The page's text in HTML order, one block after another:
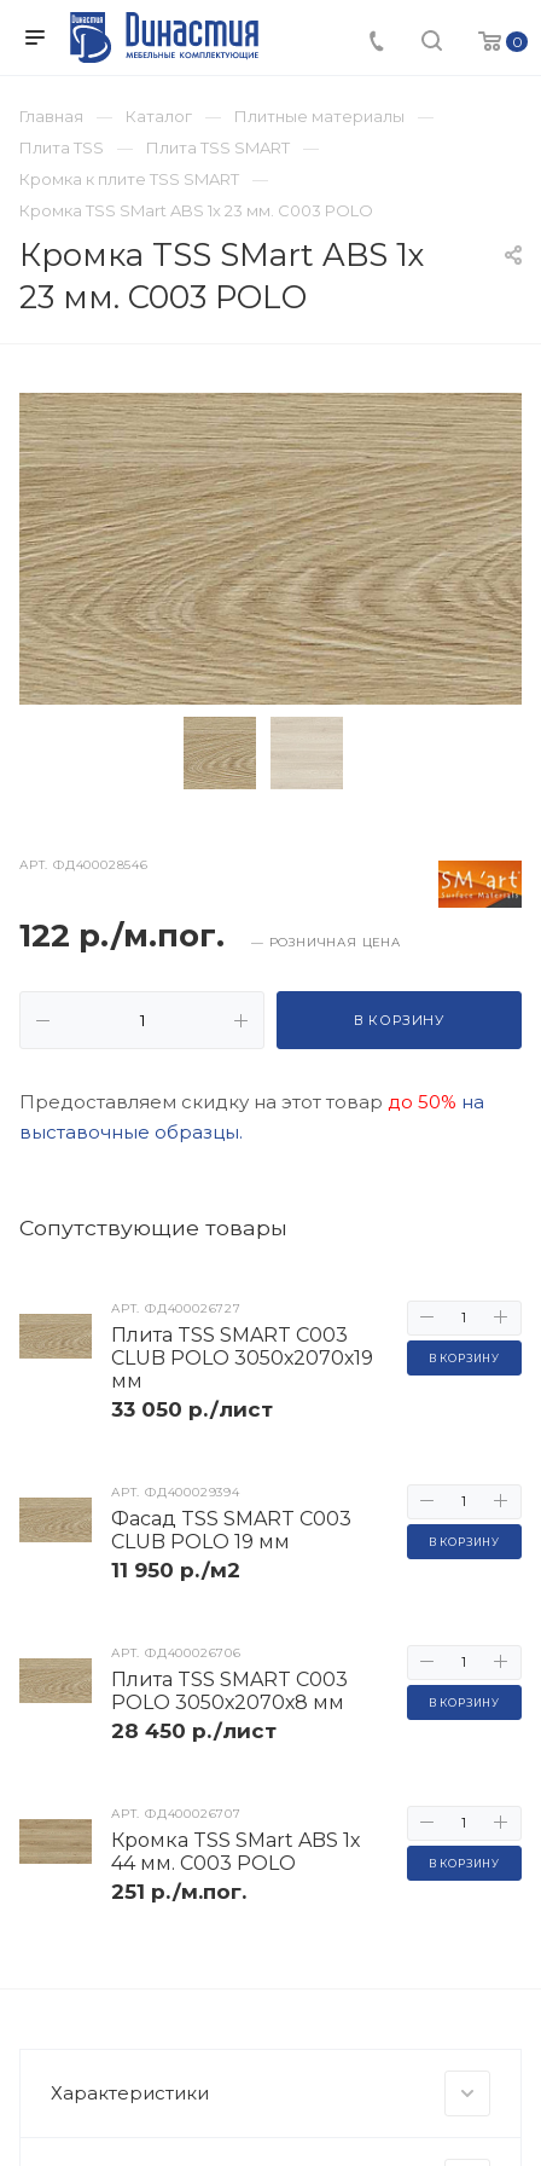
0
Главная Каталог
Плитные материалы
Плита TSS
Плита TSS SMART
Кромка к плите TSS SMART
Кромка TSS SMart ABS 1х 23 мм. C003 POLO
Кромка TSS SMart ABS 1х
23 мм. C003 POLO
АРТ.ФД400028546
122 р./м.пог. — РОЗНИЧНАЯ ЦЕНА
В КОРЗИНУ
Предоставляем скидку на этот товар до 50% на
выставочные образцы.
Cопутствующие товары
АРТ.ФД400026707
Кромка TSS SMart ABS 1х
44 мм. C003 POLO
251 р./м.пог.
В КОРЗИНУ
АРТ.ФД400026706
Плита TSS SMART C003
POLO 3050х2070х8 мм
28 450 р./лист
В КОРЗИНУ
АРТ.ФД400029394
Фасад TSS SMART C003
CLUB POLO 19 мм
11 950 р./м2
В КОРЗИНУ
АРТ.ФД400026727
Плита TSS SMART C003
CLUB POLO 3050х2070х19
мм
33 050 р./лист
В КОРЗИНУ
Характеристики